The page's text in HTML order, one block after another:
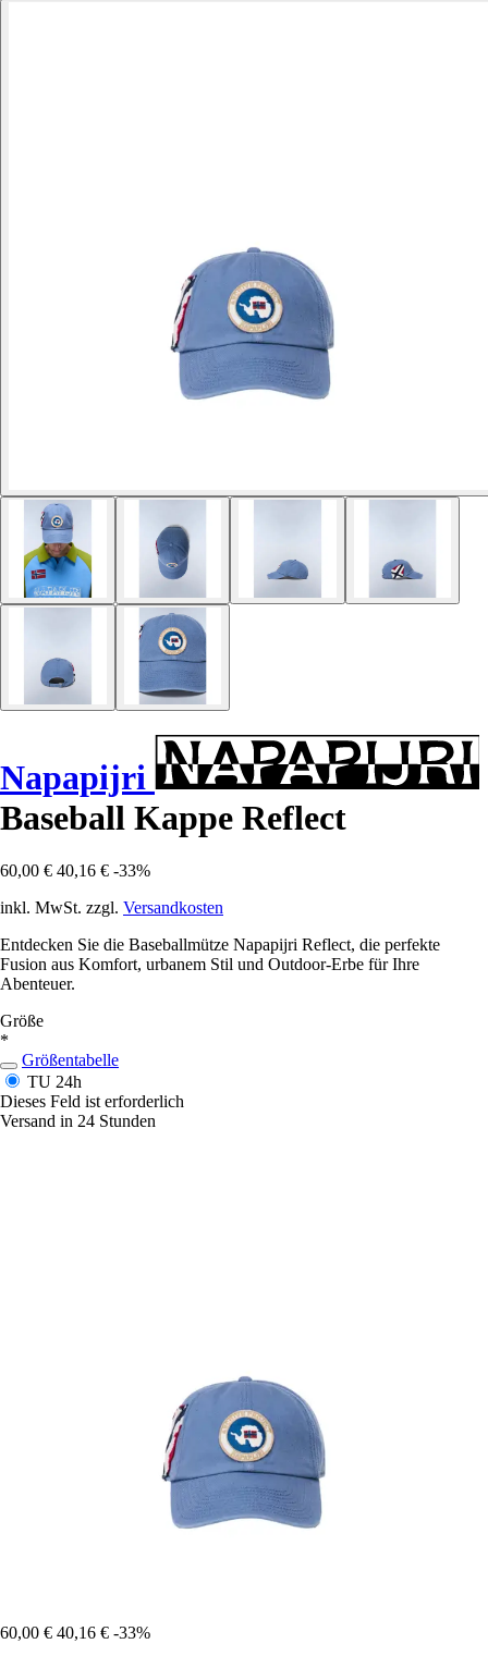
Napapijri
Baseball Kappe Reflect
60,00 € 40,16 € -33%
inkl. MwSt. zzgl. Versandkosten
Entdecken Sie die Baseballmütze Napapijri Reflect, die perfekte
Fusion aus Komfort, urbanem Stil und Outdoor-Erbe für Ihre
Abenteuer.
Größe
*
Größentabelle
TU 24h
Dieses Feld ist erforderlich
Versand in 24 Stunden
60,00 € 40,16 € -33%